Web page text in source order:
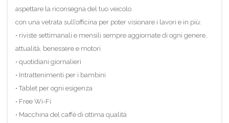
aspettare la riconsegna del tuo veicolo
con una vetrata sull’officina per poter visionare i lavori e in più:
• riviste settimanali e mensili sempre aggiornate di ogni genere,
attualità, benessere e motori
• quotidiani giornalieri
• Intrattenimenti per i bambini
• Tablet per ogni esigenza
• Free Wi-Fi
• Macchina del caffè di ottima qualità